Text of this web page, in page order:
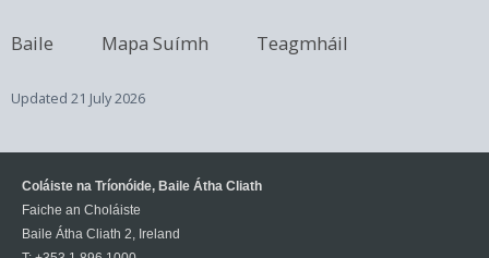
Baile Mapa Suímh Teagmháil
Updated 21 July 2026
Coláiste na Tríonóide, Baile Átha Cliath
Faiche an Choláiste
Baile Átha Cliath 2, Ireland